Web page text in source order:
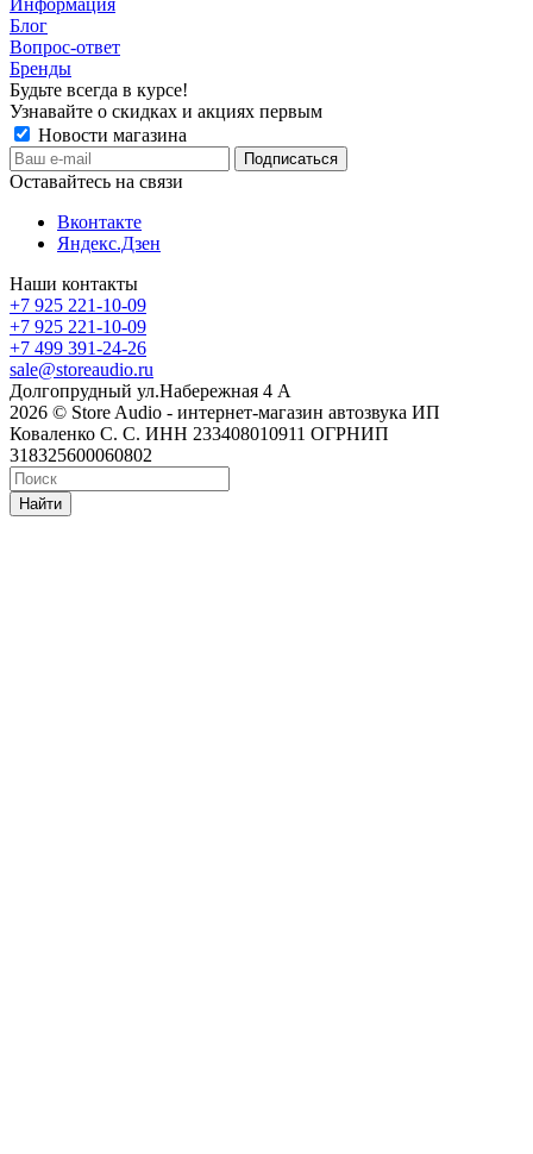
Информация
Блог
Вопрос-ответ
Бренды
Будьте всегда в курсе!
Узнавайте о скидках и акциях первым
Новости магазина
Оставайтесь на связи
Вконтакте
Яндекс.Дзен
Наши контакты
+7 925 221-10-09
+7 925 221-10-09
+7 499 391-24-26
sale@storeaudio.ru
Долгопрудный ул.Набережная 4 А
2026 © Store Audio - интернет-магазин автозвука ИП
Коваленко С. С. ИНН 233408010911 ОГРНИП
318325600060802
Найти